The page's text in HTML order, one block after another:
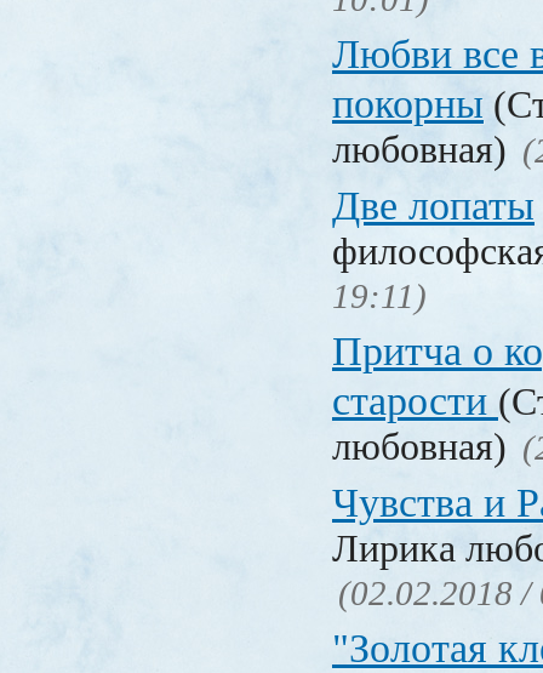
Любви все
покорны
любовная)
Две лопаты
19:11)
Притча о
старости
любовная)
Чувства и
Лирика
(02.02.2018 /
"Золотая